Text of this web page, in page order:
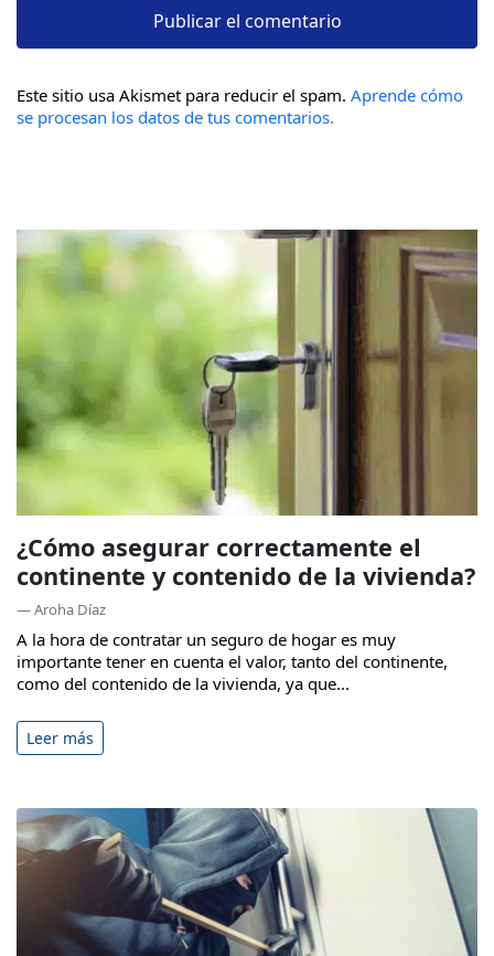
Este sitio usa Akismet para reducir el spam. Aprende cómo
se procesan los datos de tus comentarios.
¿Cómo asegurar correctamente el
continente y contenido de la vivienda?
— Aroha Díaz
A la hora de contratar un seguro de hogar es muy
importante tener en cuenta el valor, tanto del continente,
como del contenido de la vivienda, ya que...
Leer más